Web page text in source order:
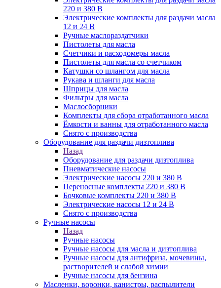
220 и 380 В
Электрические комплекты для раздачи масла
12 и 24 В
Ручные маслораздатчики
Пистолеты для масла
Счетчики и расходомеры масла
Пистолеты для масла со счетчиком
Катушки со шлангом для масла
Рукава и шланги для масла
Шприцы для масла
Фильтры для масла
Маслосборники
Комплекты для сбора отработанного масла
Ёмкости и ванны для отработанного масла
Снято с производства
Оборудование для раздачи дизтоплива
Назад
Оборудование для раздачи дизтоплива
Пневматические насосы
Электрические насосы 220 и 380 В
Переносные комплекты 220 и 380 В
Бочковые комплекты 220 и 380 В
Электрические насосы 12 и 24 В
Снято с производства
Ручные насосы
Назад
Ручные насосы
Ручные насосы для масла и дизтоплива
Ручные насосы для антифриза, мочевины,
растворителей и слабой химии
Ручные насосы для бензина
Масленки, воронки, канистры, распылители